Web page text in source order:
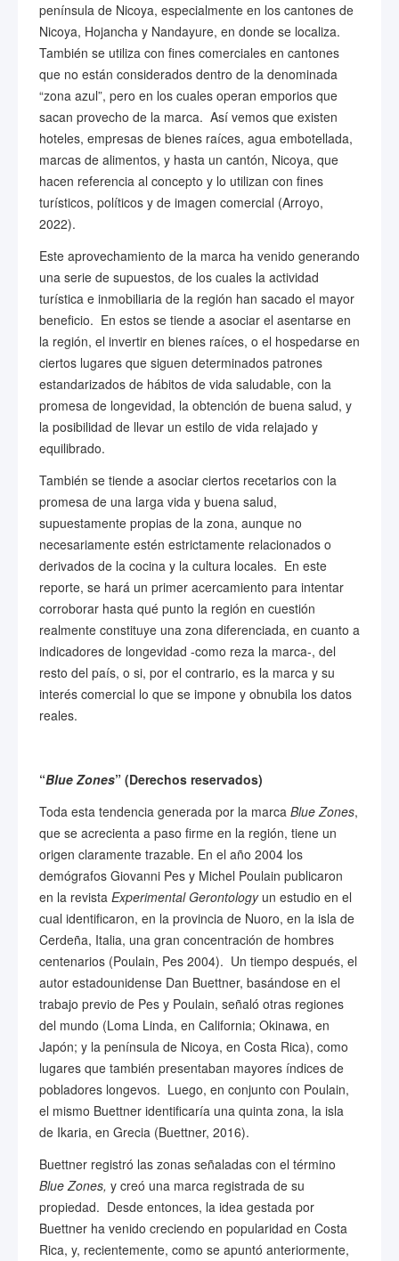
península de Nicoya, especialmente en los cantones de
Nicoya, Hojancha y Nandayure, en donde se localiza.
También se utiliza con fines comerciales en cantones
que no están considerados dentro de la denominada
“zona azul”, pero en los cuales operan emporios que
sacan provecho de la marca. Así vemos que existen
hoteles, empresas de bienes raíces, agua embotellada,
marcas de alimentos, y hasta un cantón, Nicoya, que
hacen referencia al concepto y lo utilizan con fines
turísticos, políticos y de imagen comercial (Arroyo,
2022).
Este aprovechamiento de la marca ha venido generando
una serie de supuestos, de los cuales la actividad
turística e inmobiliaria de la región han sacado el mayor
beneficio. En estos se tiende a asociar el asentarse en
la región, el invertir en bienes raíces, o el hospedarse en
ciertos lugares que siguen determinados patrones
estandarizados de hábitos de vida saludable, con la
promesa de longevidad, la obtención de buena salud, y
la posibilidad de llevar un estilo de vida relajado y
equilibrado.
También se tiende a asociar ciertos recetarios con la
promesa de una larga vida y buena salud,
supuestamente propias de la zona, aunque no
necesariamente estén estrictamente relacionados o
derivados de la cocina y la cultura locales. En este
reporte, se hará un primer acercamiento para intentar
corroborar hasta qué punto la región en cuestión
realmente constituye una zona diferenciada, en cuanto a
indicadores de longevidad -como reza la marca-, del
resto del país, o si, por el contrario, es la marca y su
interés comercial lo que se impone y obnubila los datos
reales.
“Blue Zones” (Derechos reservados)
Toda esta tendencia generada por la marca Blue Zones,
que se acrecienta a paso firme en la región, tiene un
origen claramente trazable. En el año 2004 los
demógrafos Giovanni Pes y Michel Poulain publicaron
en la revista Experimental Gerontologyun estudio en el
cual identificaron, en la provincia de Nuoro, en la isla de
Cerdeña, Italia, una gran concentración de hombres
centenarios (Poulain, Pes 2004). Un tiempo después, el
autor estadounidense Dan Buettner, basándose en el
trabajo previo de Pes y Poulain, señaló otras regiones
del mundo (Loma Linda, en California; Okinawa, en
Japón; y la península de Nicoya, en Costa Rica), como
lugares que también presentaban mayores índices de
pobladores longevos. Luego, en conjunto con Poulain,
el mismo Buettner identificaría una quinta zona, la isla
de Ikaria, en Grecia (Buettner, 2016).
Buettner registró las zonas señaladas con el término
Blue Zones, y creó una marca registrada de su
propiedad. Desde entonces, la idea gestada por
Buettner ha venido creciendo en popularidad en Costa
Rica, y, recientemente, como se apuntó anteriormente,